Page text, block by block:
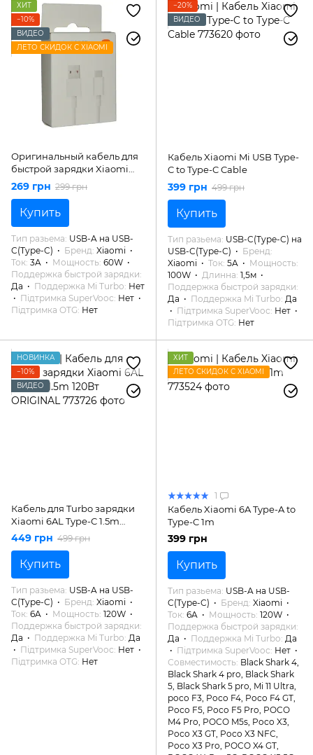
ХИТ
−10%
ВИДЕО
ЛЕТО СКИДОК С XIAOMI
Оригинальный кабель для
быстрой зарядки Xiaomi
USB - Type-C 3A ORIGINAL
269 грн 299 грн
Купить
Тип разьема USB-A на USB-
C(Type-C)
Бренд Xiaomi
Ток 3A Мощность 60W
Поддержка быстрой зарядки
Да
Поддержка Mi Turbo Нет
Підтримка SuperVooc Нет
Підтримка OTG Нет
−20%
ВИДЕО
Кабель Xiaomi Mi USB Type-
C to Type-C Cable
399 грн 499 грн
Купить
Тип разьема USB-C(Type-C) на
USB-C(Type-C)
Бренд
Xiaomi
Ток 5A
Мощность
100W
Длинна 1,5м
Поддержка быстрой зарядки
Да
Поддержка Mi Turbo Да
Підтримка SuperVooc Нет
Підтримка OTG Нет
НОВИНКА
−10%
ВИДЕО
Кабель для Turbo зарядки
Xiaomi 6AL Type-C 1.5m
120Вт ORIGINAL
449 грн 499 грн
Купить
Тип разьема USB-A на USB-
C(Type-C)
Бренд Xiaomi
Ток 6A Мощность 120W
Поддержка быстрой зарядки
Да
Поддержка Mi Turbo Да
Підтримка SuperVooc Нет
Підтримка OTG Нет
ХИТ
ЛЕТО СКИДОК С XIAOMI
1
Кабель Xiaomi 6A Type-A to
Type-C 1m
399 грн
Купить
Тип разьема USB-A на USB-
C(Type-C)
Бренд Xiaomi
Ток 6A Мощность 120W
Поддержка быстрой зарядки
Да
Поддержка Mi Turbo Да
Підтримка SuperVooc Нет
Совместимость Black Shark 4,
Black Shark 4 pro, Black Shark
5, Black Shark 5 pro, Mi 11 Ultra,
poco F3, Poco F4, Poco F4 GT,
Poco F5, Poco F5 Pro, POCO
M4 Pro, POCO M5s, Poco X3,
Poco X3 GT, Poco X3 NFC,
Poco X3 Pro, POCO X4 GT,